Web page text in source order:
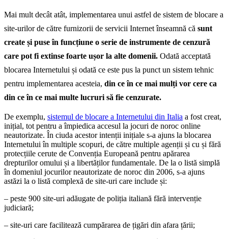
Mai mult decât atât, implementarea unui astfel de sistem de blocare a
site-urilor de către furnizorii de servicii Internet înseamnă că sunt
create și puse în funcțiune o serie de instrumente de cenzură
care pot fi extinse foarte ușor la alte domenii. Odată acceptată
blocarea Internetului și odată ce este pus la punct un sistem tehnic
pentru implementarea acesteia, din ce în ce mai mulți vor cere ca
din ce în ce mai multe lucruri să fie cenzurate.
De exemplu, sistemul de blocare a Internetului din Italia a fost creat,
inițial, tot pentru a împiedica accesul la jocuri de noroc online
neautorizate. În ciuda acestor intenții inițiale s-a ajuns la blocarea
Internetului în multiple scopuri, de către multiple agenții și cu și fără
protecțiile cerute de Convenția Europeană pentru apărarea
drepturilor omului și a libertăților fundamentale. De la o listă simplă
în domeniul jocurilor neautorizate de noroc din 2006, s-a ajuns
astăzi la o listă complexă de site-uri care include și:
– peste 900 site-uri adăugate de poliția italiană fără intervenție
judiciară;
– site-uri care facilitează cumpărarea de țigări din afara țării;